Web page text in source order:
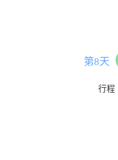
第8天
行程